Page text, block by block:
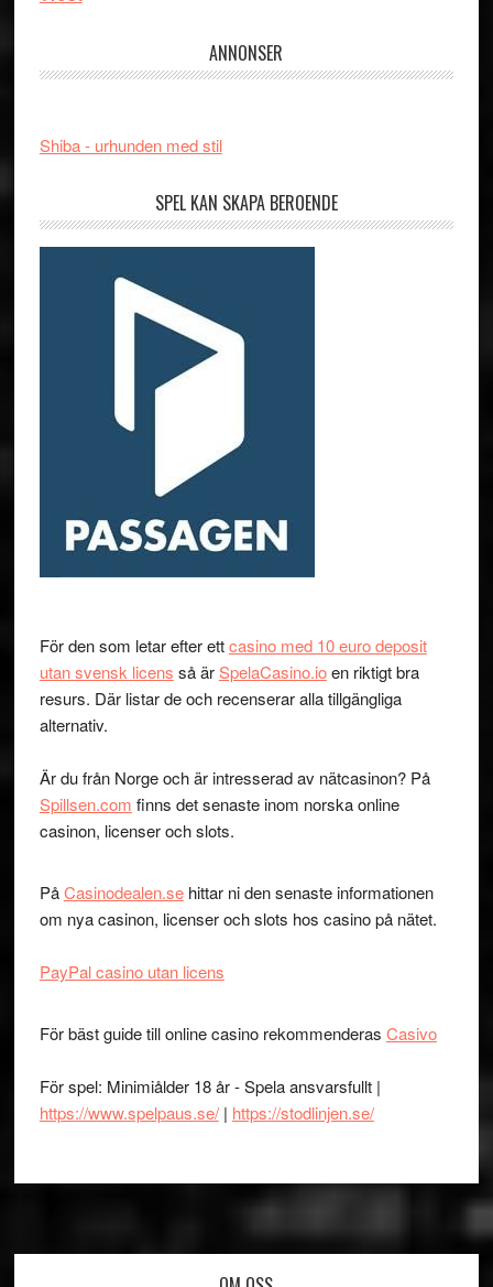
ANNONSER
Shiba - urhunden med stil
SPEL KAN SKAPA BEROENDE
För den som letar efter ettcasino med 10 euro deposit
utan svensk licens så ärSpelaCasino.ioen riktigt bra
resurs. Där listar de och recenserar alla tillgängliga
alternativ.
Är du från Norge och är intresserad av nätcasinon? På
Spillsen.com finns det senaste inom norska online
casinon, licenser och slots.
PåCasinodealen.sehittar ni den senaste informationen
om nya casinon, licenser och slots hos casino på nätet.
PayPal casino utan licens
För bäst guide till online casino rekommenderas Casivo
För spel: Minimiålder 18 år - Spela ansvarsfullt |
https://www.spelpaus.se/| https://stodlinjen.se/